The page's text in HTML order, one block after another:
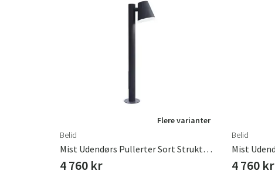
Flere varianter
Belid
Mist Udendørs Pullerter Sort Struktur E27
4 760 kr
Belid
4 760 kr